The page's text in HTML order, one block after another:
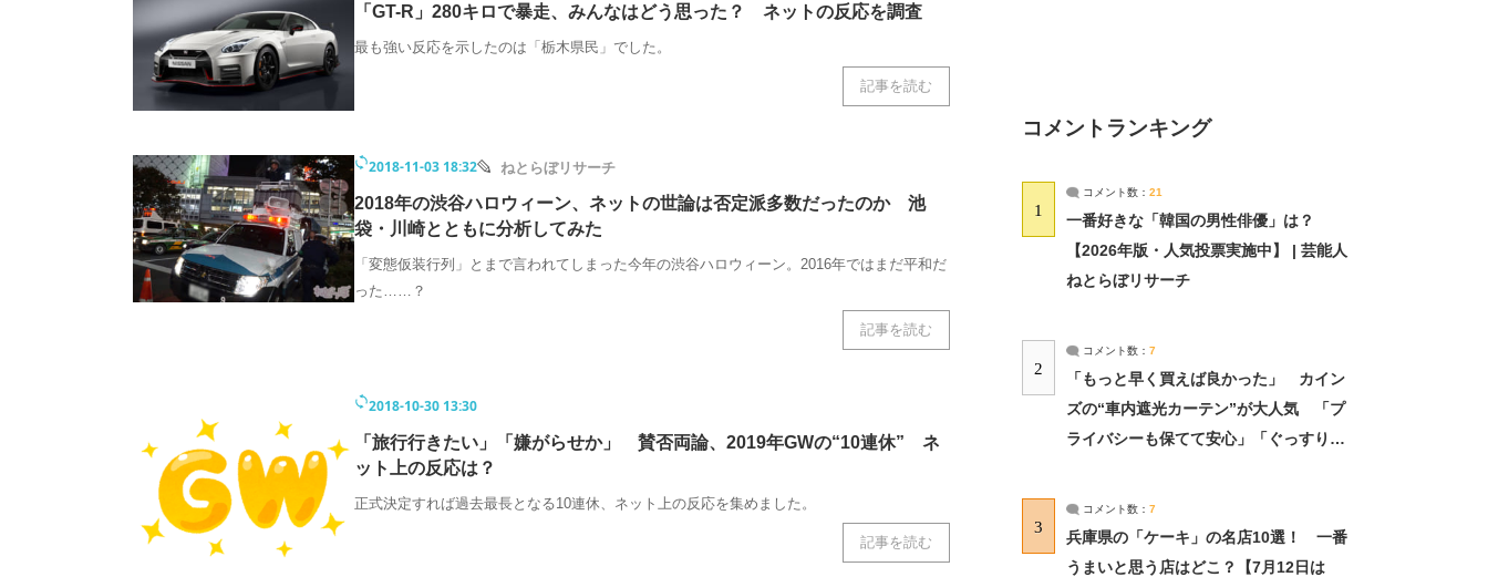
「GT-R」280キロで暴走、みんなはどう思った？ ネットの反応を調査
最も強い反応を示したのは「栃木県民」でした。
記事を読む
2018-11-03 18:32 ねとらぼリサーチ
2018年の渋谷ハロウィーン、ネットの世論は否定派多数だったのか 池
袋・川崎とともに分析してみた
「変態仮装行列」とまで言われてしまった今年の渋谷ハロウィーン。2016年ではまだ平和だ
った……？
記事を読む
2018-10-30 13:30
「旅行行きたい」「嫌がらせか」 賛否両論、2019年GWの“10連休” ネ
ット上の反応は？
正式決定すれば過去最長となる10連休、ネット上の反応を集めました。
記事を読む
コメントランキング
1
コメント数： 21
一番好きな「韓国の男性俳優」は？
【2026年版・人気投票実施中】 | 芸能人
ねとらぼリサーチ
2
コメント数： 7
「もっと早く買えば良かった」 カイン
ズの“車内遮光カーテン”が大人気 「プ
ライバシーも保てて安心」「ぐっすり眠
3
コメント数： 7
兵庫県の「ケーキ」の名店10選！ 一番
うまいと思う店はどこ？【7月12日は